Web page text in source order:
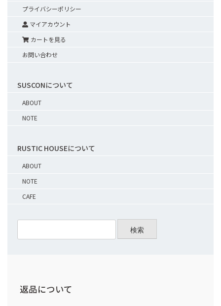
プライバシーポリシー
マイアカウント
カートを見る
お問い合わせ
SUSCONについて
ABOUT
NOTE
RUSTIC HOUSEについて
ABOUT
NOTE
CAFE
検索
返品について